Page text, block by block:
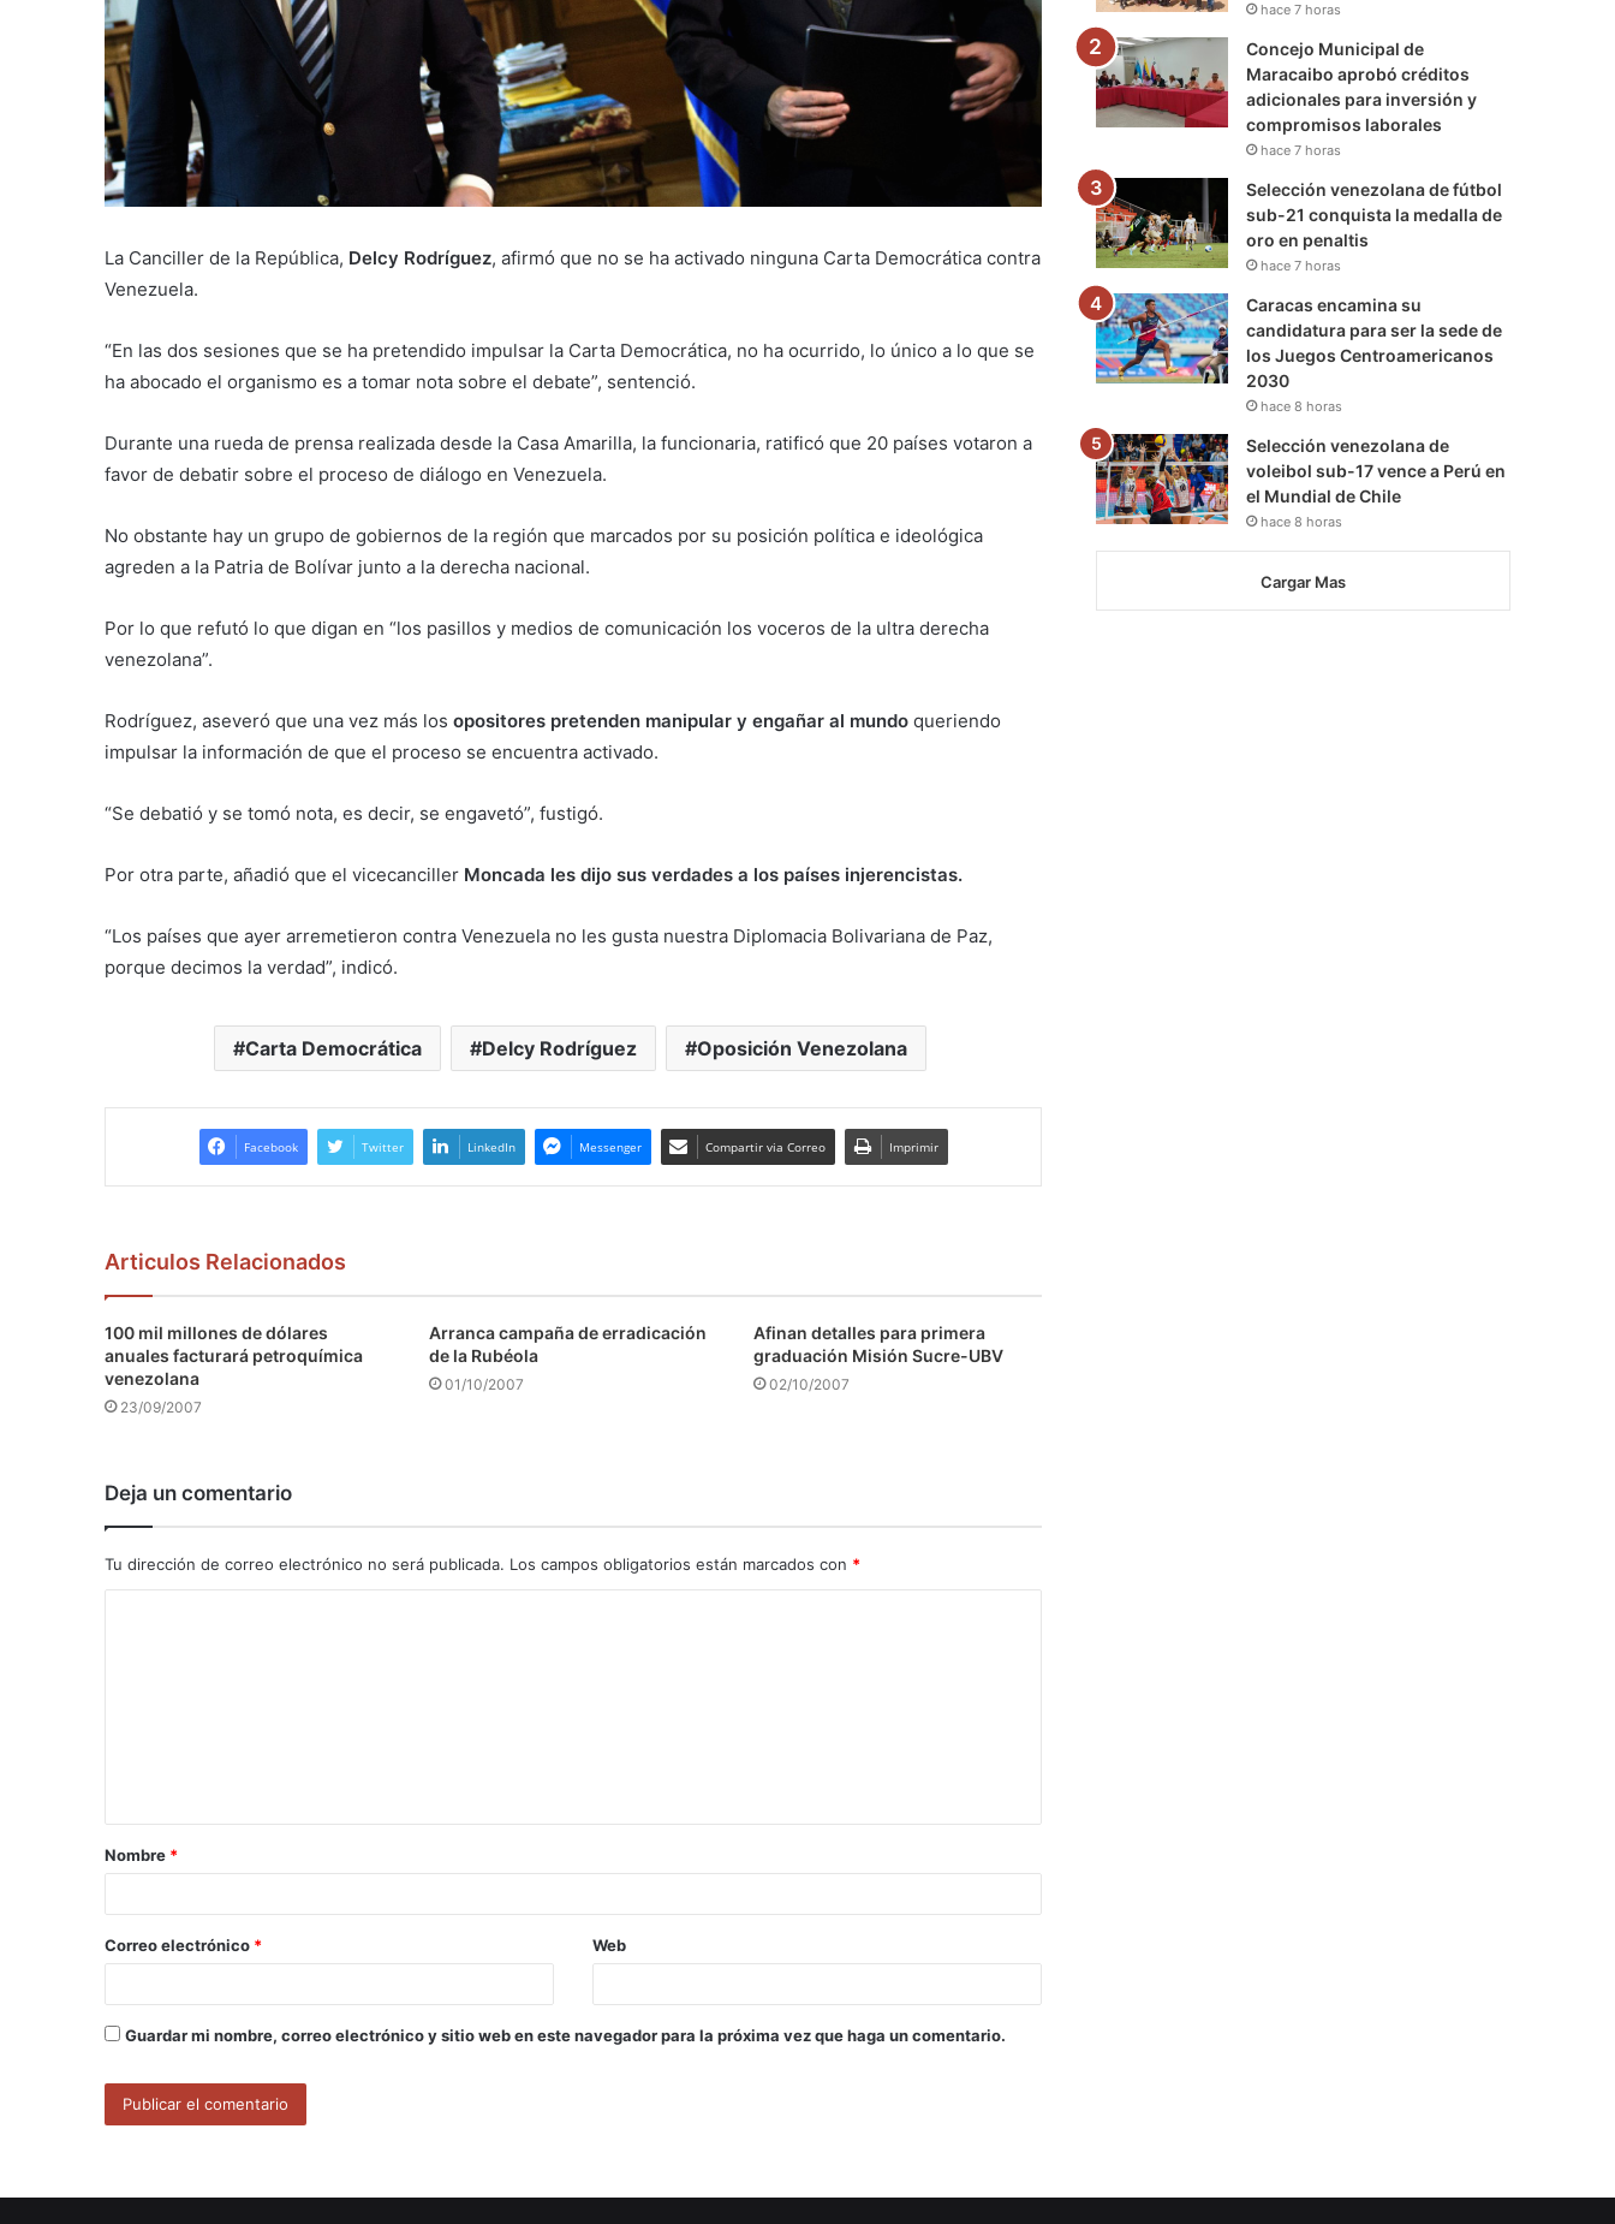
La Canciller de la República, Delcy Rodríguez, afirmó que no se ha activado ninguna Carta Democrática contra
Venezuela.
“En las dos sesiones que se ha pretendido impulsar la Carta Democrática, no ha ocurrido, lo único a lo que se
ha abocado el organismo es a tomar nota sobre el debate”, sentenció.
Durante una rueda de prensa realizada desde la Casa Amarilla, la funcionaria, ratificó que 20 países votaron a
favor de debatir sobre el proceso de diálogo en Venezuela.
No obstante hay un grupo de gobiernos de la región que marcados por su posición política e ideológica
agreden a la Patria de Bolívar junto a la derecha nacional.
Por lo que refutó lo que digan en “los pasillos y medios de comunicación los voceros de la ultra derecha
venezolana”.
Rodríguez, aseveró que una vez más los opositores pretenden manipular y engañar al mundo queriendo
impulsar la información de que el proceso se encuentra activado.
“Se debatió y se tomó nota, es decir, se engavetó”, fustigó.
Por otra parte, añadió que el vicecanciller Moncada les dijo sus verdades a los países injerencistas.
“Los países que ayer arremetieron contra Venezuela no les gusta nuestra Diplomacia Bolivariana de Paz,
porque decimos la verdad”, indicó.
Carta Democrática Delcy Rodríguez Oposición Venezolana
Facebook Twitter LinkedIn Messenger Compartir via Correo Imprimir
Articulos Relacionados
100 mil millones de dólares
anuales facturará petroquímica
venezolana
23/09/2007
Arranca campaña de erradicación
de la Rubéola
01/10/2007
Afinan detalles para primera
graduación Misión Sucre-UBV
02/10/2007
Deja un comentario
Tu dirección de correo electrónico no será publicada. Los campos obligatorios están marcados con *
a
r
*
Nombre *
Correo electrónico * Web
Guardar mi nombre, correo electrónico y sitio web en este navegador para la próxima vez que haga un comentario.
hace 7 horas
Concejo Municipal de
Maracaibo aprobó créditos
adicionales para inversión y
compromisos laborales
hace 7 horas
Selección venezolana de fútbol
sub-21 conquista la medalla de
oro en penaltis
hace 7 horas
Caracas encamina su
candidatura para ser la sede de
los Juegos Centroamericanos
2030
hace 8 horas
Selección venezolana de
voleibol sub-17 vence a Perú en
el Mundial de Chile
hace 8 horas
Cargar Mas